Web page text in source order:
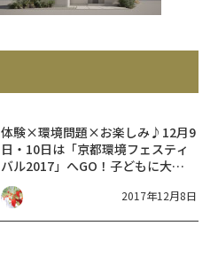
体験×環境問題×お楽しみ♪12月9
日・10日は「京都環境フェスティ
バル2017」へGO！子どもに大人
気のヒーローショーもあるよ☆入
場無料♪
2017年12月8日